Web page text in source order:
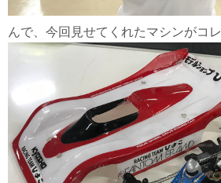
んで、今回見せてくれたマシンがコレ